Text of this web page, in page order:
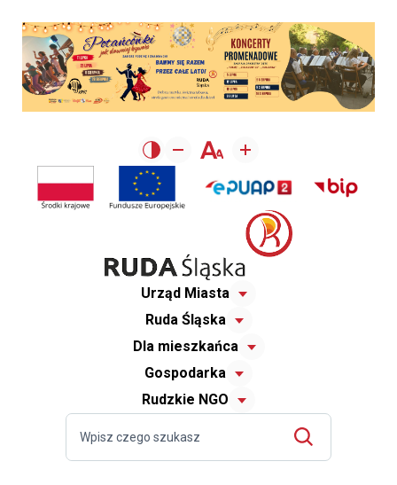
Urząd Miasta
Ruda Śląska
Dla mieszkańca
Gospodarka
Rudzkie NGO